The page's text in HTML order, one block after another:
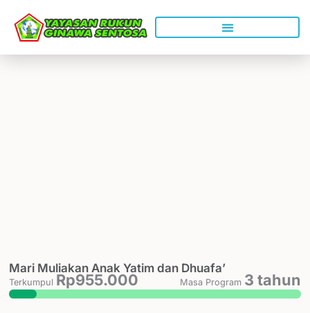
konten
Mari Muliakan Anak Yatim dan Dhuafa’
Terkumpul Rp955.000 Masa Program 3 tahun